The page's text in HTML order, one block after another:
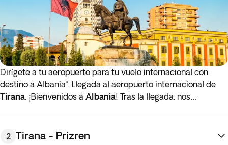
Dirígete a tu aeropuerto para tu vuelo internacional con
destino a Albania*. Llegada al aeropuerto internacional de
Tirana. ¡Bienvenidos a Albania! Tras la llegada, nos
aire. Alojamiento en Tirana.
2 Tirana - Prizren